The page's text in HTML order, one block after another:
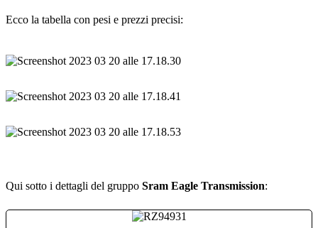
Ecco la tabella con pesi e prezzi precisi:
Qui sotto i dettagli del gruppo Sram Eagle Transmission: